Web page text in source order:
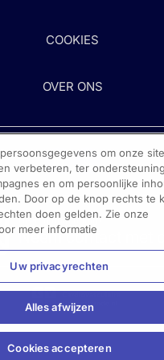
COOKIES
OVER ONS
Heeft u hulp nodig?
Neem contact met
om onze
verbeteren, ter
en om persoonlijke
Door op de knop rechts te
doen gelden. Zie onze
meer informatie
Uw privacyrechten
Alles afwijzen
Cookies accepteren